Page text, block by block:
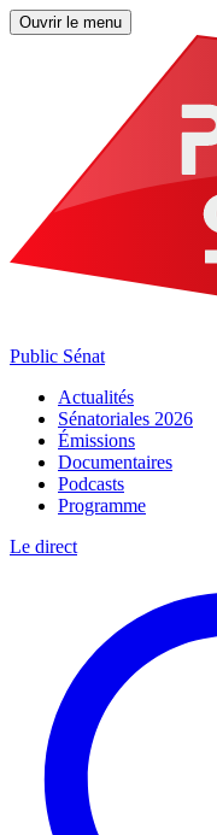
Ouvrir le menu
Public Sénat
Actualités
Sénatoriales 2026
Émissions
Documentaires
Podcasts
Programme
Le direct